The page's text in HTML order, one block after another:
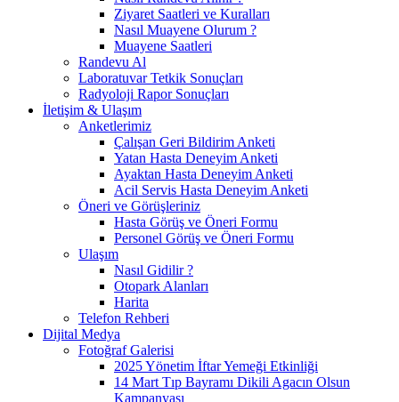
Ziyaret Saatleri ve Kuralları
Nasıl Muayene Olurum ?
Muayene Saatleri
Randevu Al
Laboratuvar Tetkik Sonuçları
Radyoloji Rapor Sonuçları
İletişim & Ulaşım
Anketlerimiz
Çalışan Geri Bildirim Anketi
Yatan Hasta Deneyim Anketi
Ayaktan Hasta Deneyim Anketi
Acil Servis Hasta Deneyim Anketi
Öneri ve Görüşleriniz
Hasta Görüş ve Öneri Formu
Personel Görüş ve Öneri Formu
Ulaşım
Nasıl Gidilir ?
Otopark Alanları
Harita
Telefon Rehberi
Dijital Medya
Fotoğraf Galerisi
2025 Yönetim İftar Yemeği Etkinliği
14 Mart Tıp Bayramı Dikili Agacın Olsun
Kampanyası